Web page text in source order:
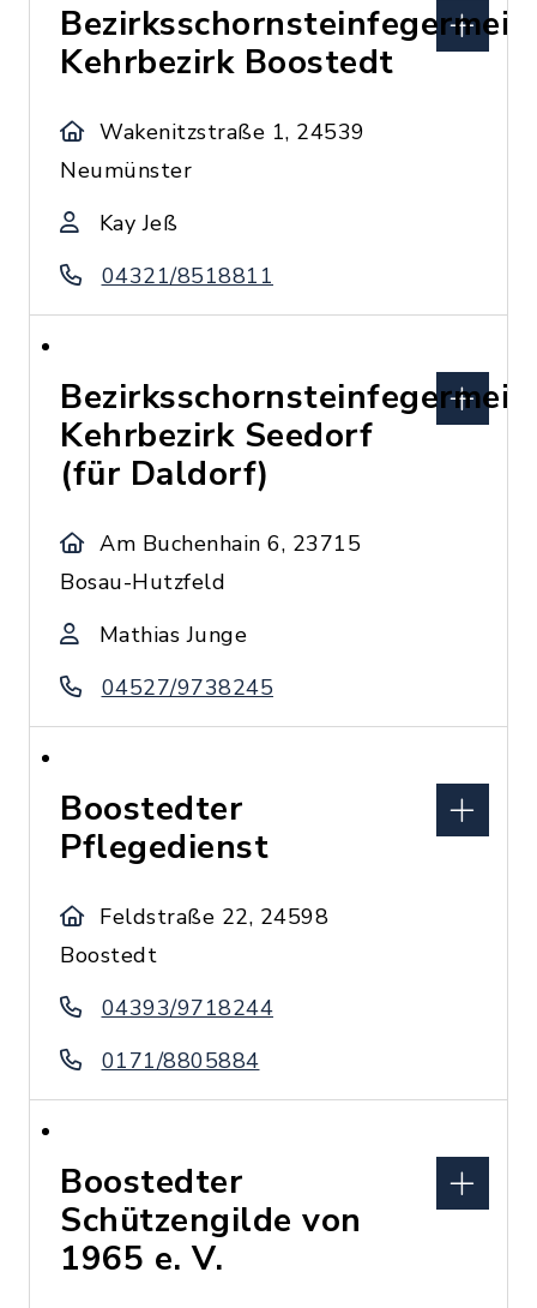
Kehrbezirk Boostedt
Wakenitzstraße 1, 24539
Neumünster
Kay Jeß
04321/8518811
Kehrbezirk Seedorf
(für Daldorf)
Am Buchenhain 6, 23715
Bosau-Hutzfeld
Mathias Junge
04527/9738245
Boostedter
Pflegedienst
Feldstraße 22, 24598
Boostedt
04393/9718244
0171/8805884
Boostedter
Schützengilde von
1965 e. V.